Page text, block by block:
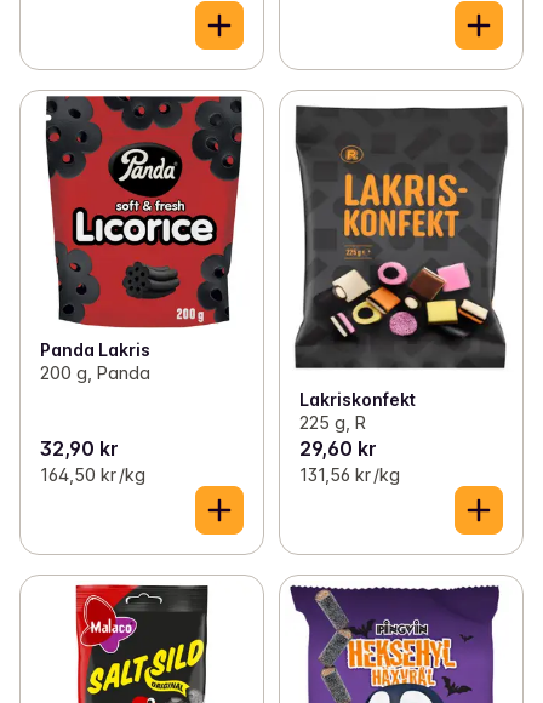
Panda Lakris
200 g, Panda
32,90 kr
164,50 kr /kg
Lakriskonfekt
225 g, R
29,60 kr
131,56 kr /kg